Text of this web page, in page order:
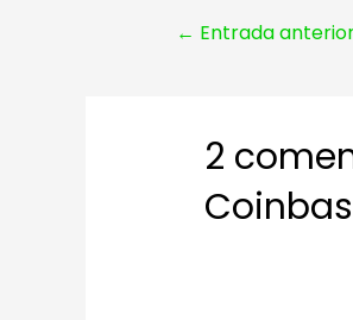
entradas
← Entrada
2